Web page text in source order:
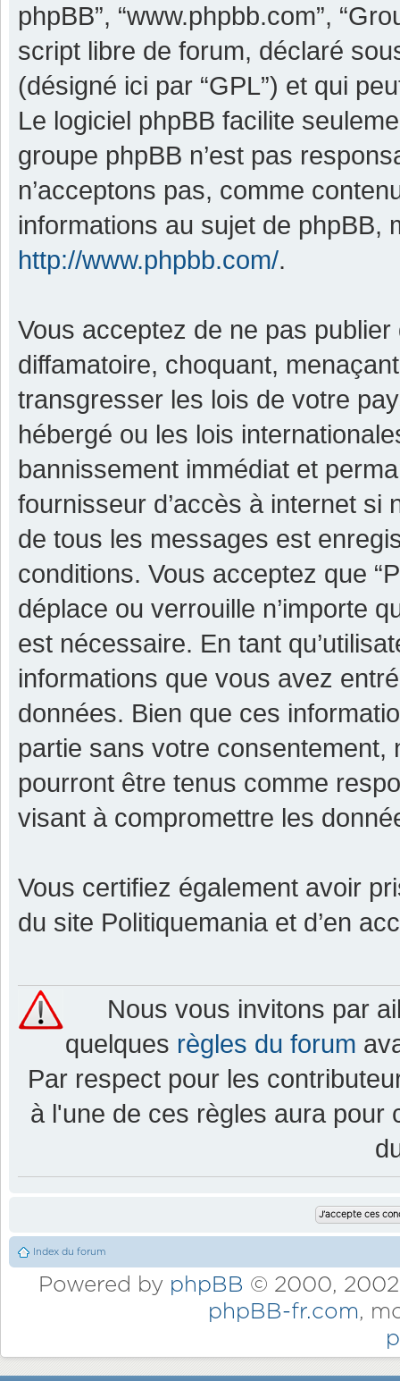
phpBB”, “www.phpbb.com”,
script libre de forum, déclaré
(désigné ici par “GPL”) et qui
Le logiciel phpBB facilite
groupe phpBB n’est pas
n’acceptons pas, comme
informations au sujet de phpBB,
http://www.phpbb.com/.
Vous acceptez de ne pas
diffamatoire, choquant,
transgresser les lois de votre
hébergé ou les lois
bannissement immédiat et
fournisseur d’accès à internet si
de tous les messages est
conditions. Vous acceptez que
déplace ou verrouille n’importe
est nécessaire. En tant
informations que vous avez
données. Bien que ces
partie sans votre consentement,
pourront être tenus comme
visant à compromettre les
Vous certifiez également avoir
du site Politiquemania et d’en
Nous vous invitons par
quelques règles du forum
Par respect pour les
à l'une de ces règles aura pour
Index du forum
Powered by phpBB © 2000,
phpBB-fr.com,